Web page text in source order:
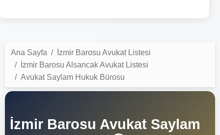
Ana Sayfa
İzmir Barosu Avukat Listesi
İzmir Barosu Alsancak Avukat Listesi
Avukat Saylam Hukuk Bürosu
İzmir Barosu Avukat Saylam